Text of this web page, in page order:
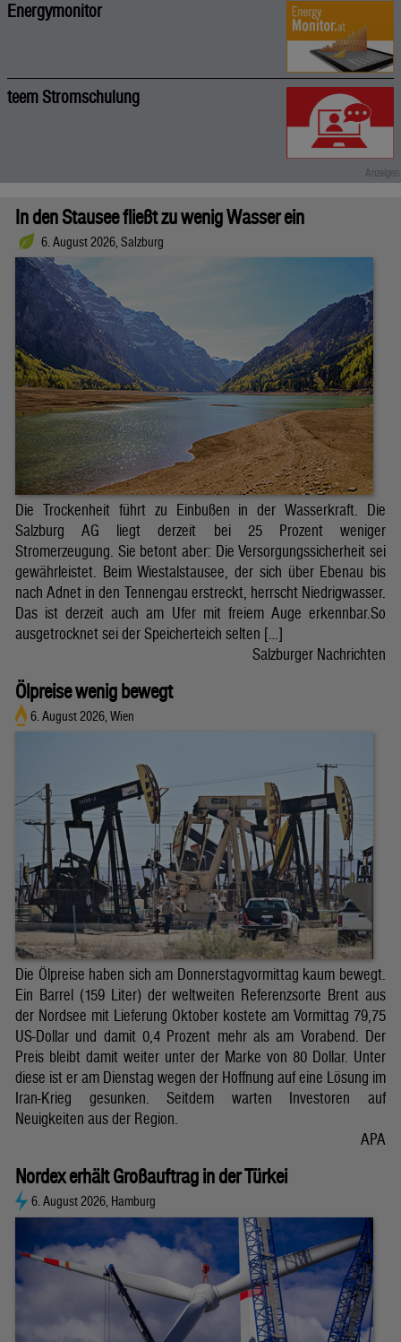
Energymonitor
teem Stromschulung
In den Stausee fließt zu wenig Wasser ein
6. August 2026, Salzburg
Die Trockenheit führt zu Einbußen in der Wasserkraft. Die
Salzburg AG liegt derzeit bei 25 Prozent weniger
Stromerzeugung. Sie betont aber: Die Versorgungssicherheit sei
gewährleistet. Beim Wiestalstausee, der sich über Ebenau bis
nach Adnet in den Tennengau erstreckt, herrscht Niedrigwasser.
Das ist derzeit auch am Ufer mit freiem Auge erkennbar.So
ausgetrocknet sei der Speicherteich selten […]
Salzburger Nachrichten
Ölpreise wenig bewegt
6. August 2026, Wien
Die Ölpreise haben sich am Donnerstagvormittag kaum bewegt.
Ein Barrel (159 Liter) der weltweiten Referenzsorte Brent aus
der Nordsee mit Lieferung Oktober kostete am Vormittag 79,75
US-Dollar und damit 0,4 Prozent mehr als am Vorabend. Der
Preis bleibt damit weiter unter der Marke von 80 Dollar. Unter
diese ist er am Dienstag wegen der Hoffnung auf eine Lösung im
Iran-Krieg gesunken. Seitdem warten Investoren auf
Neuigkeiten aus der Region.
APA
Nordex erhält Großauftrag in der Türkei
6. August 2026, Hamburg